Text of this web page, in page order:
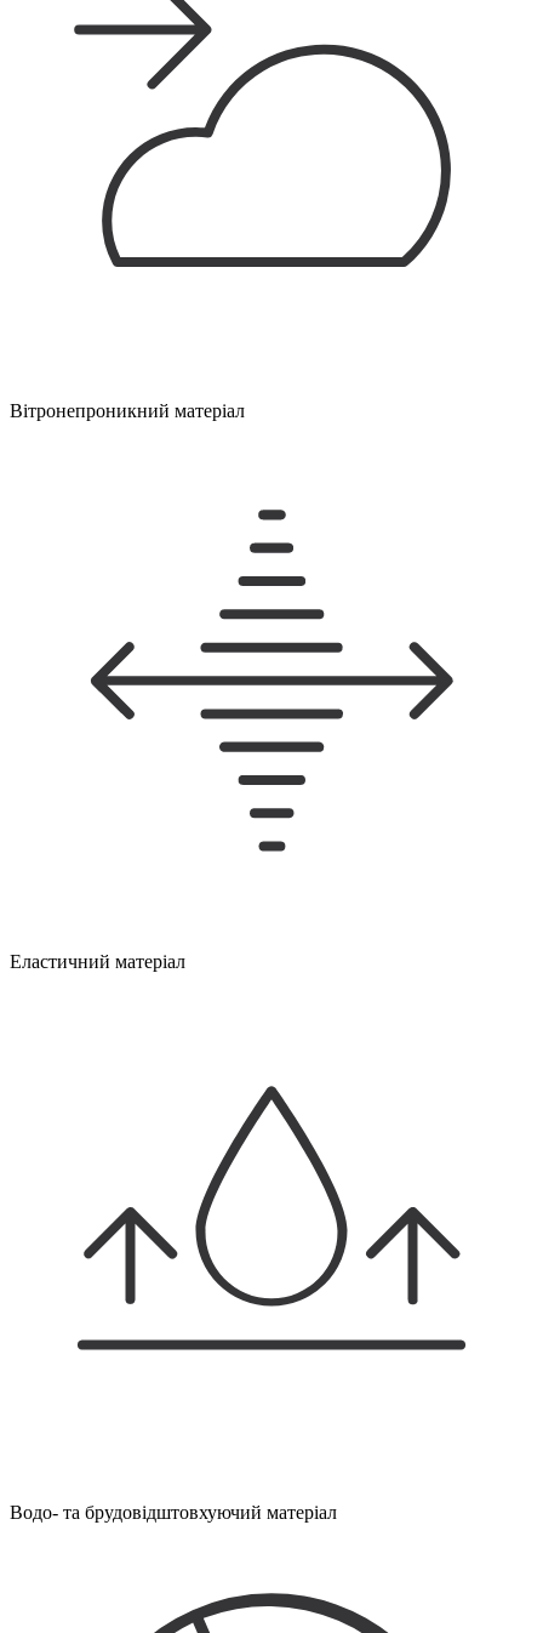
Вітронепроникний матеріал
Еластичний матеріал
Водо- та брудовідштовхуючий матеріал